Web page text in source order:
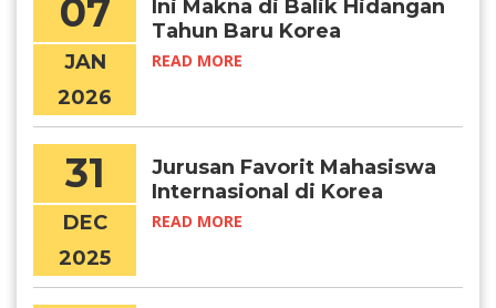
07
JAN
2026
Ini Makna di Balik Hidangan
Tahun Baru Korea
READ MORE
31
DEC
2025
Jurusan Favorit Mahasiswa
Internasional di Korea
READ MORE